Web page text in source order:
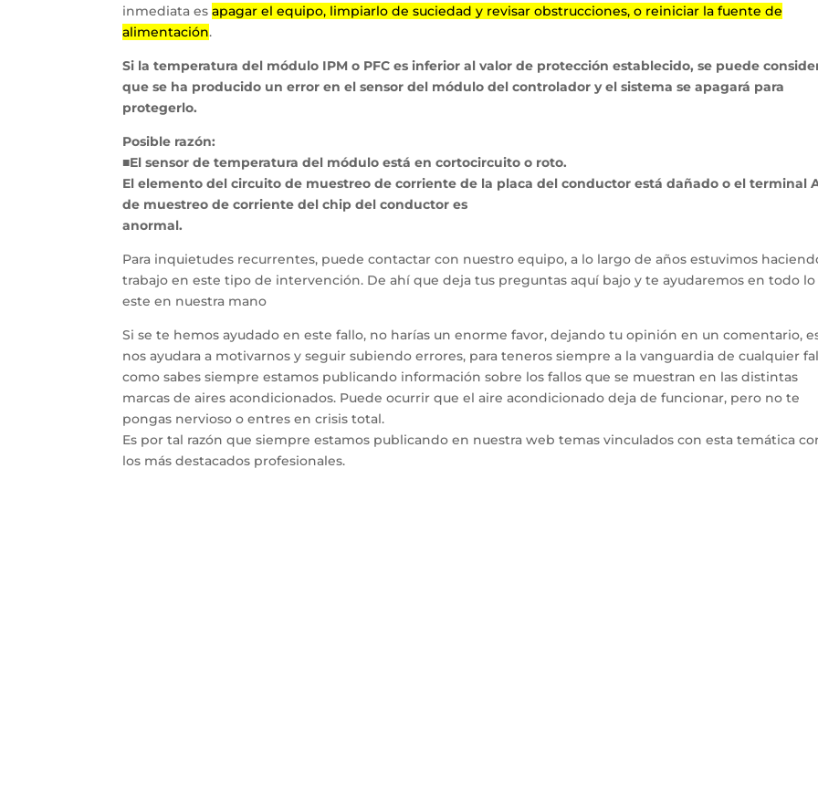
inmediata esapagar el equipo, limpiarlo de suciedad y revisar obstrucciones, o reiniciar la fuente de
alimentación.
Si la temperatura del módulo IPM o PFC es inferior al valor de protección establecido, se puede
que se ha producido un error en el sensor del módulo del controlador y el sistema se apagará para
protegerlo.
Posible razón:
■El sensor de temperatura del módulo está en cortocircuito o roto.
El elemento del circuito de muestreo de corriente de la placa del conductor está dañado o el terminal
de muestreo de corriente del chip del conductor es
anormal.
Para inquietudes recurrentes, puede contactar con nuestro equipo, a lo largo de años estuvimos
trabajo en este tipo de intervención. De ahí que deja tus preguntas aquí bajo y te ayudaremos en todo
este en nuestra mano
Si se te hemos ayudado en este fallo, no harías un enorme favor, dejando tu opinión en un comentario,
nos ayudara a motivarnos y seguir subiendo errores, para teneros siempre a la vanguardia de cualquier
como sabes siempre estamos publicando información sobre los fallos que se muestran en las distintas
marcas de aires acondicionados. Puede ocurrir que el aire acondicionado deja de funcionar, pero no te
pongas nervioso o entres en crisis total.
Es por tal razón que siempre estamos publicando en nuestra web temas vinculados con esta temática
los más destacados profesionales.